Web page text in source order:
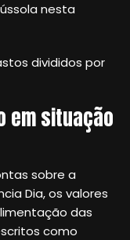
nesta
divididos por
em situação
sobre a
Dia, os valores
das
como